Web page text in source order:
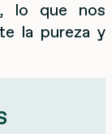
lo que nos
la pureza y